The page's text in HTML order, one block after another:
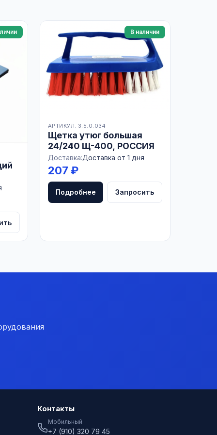
В наличии
АРТИКУЛ: 3.5.0.034
Щетка утюг большая
24/240 Щ-400, РОССИЯ
Доставка:Доставка от 1 дня
207 ₽
Подробнее Запросить
Контакты
Мобильный
+7 (910) 320 79 45